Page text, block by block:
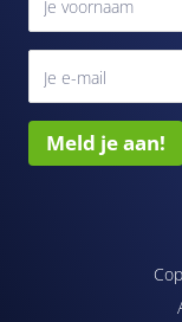
Meld je aan!